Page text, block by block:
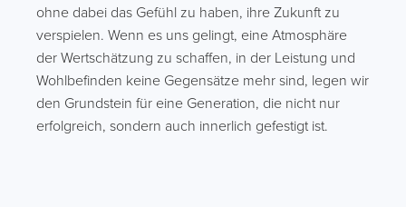
ohne dabei das Gefühl zu haben, ihre Zukunft zu
verspielen. Wenn es uns gelingt, eine Atmosphäre
der Wertschätzung zu schaffen, in der Leistung und
Wohlbefinden keine Gegensätze mehr sind, legen wir
den Grundstein für eine Generation, die nicht nur
erfolgreich, sondern auch innerlich gefestigt ist.